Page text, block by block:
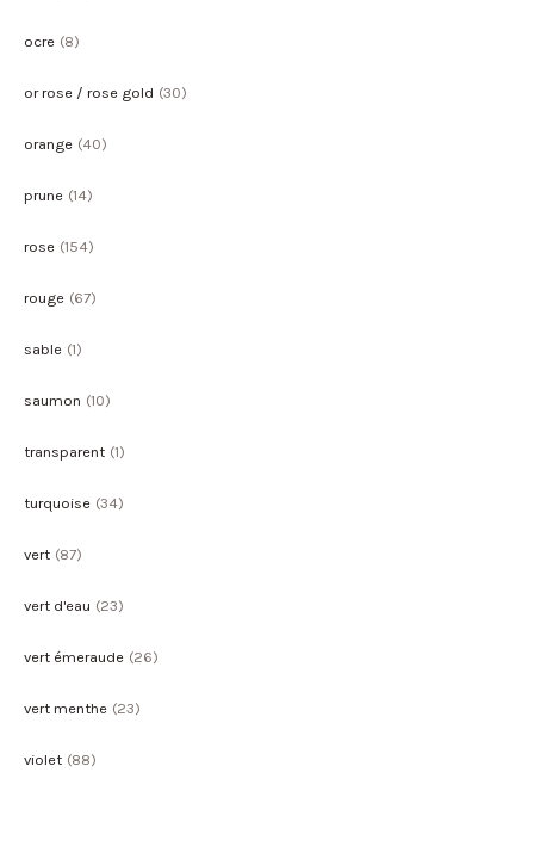
ocre (8)
or rose / rose gold (30)
orange (40)
prune (14)
rose (154)
rouge (67)
sable (1)
saumon (10)
transparent (1)
turquoise (34)
vert (87)
vert d'eau (23)
vert émeraude (26)
vert menthe (23)
violet (88)